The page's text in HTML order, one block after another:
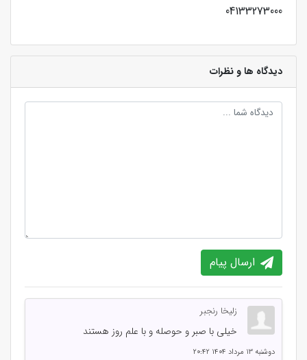
04133273000
دیدگاه ها و نظرات
ارسال پیام
زلیخا رنجبر
خیلی با صبر و حوصله و با علم روز هستند
دوشنبه 13 مرداد 1404 20:42